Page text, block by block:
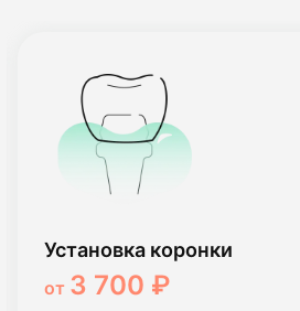
Установка коронки
от 3 700 ₽